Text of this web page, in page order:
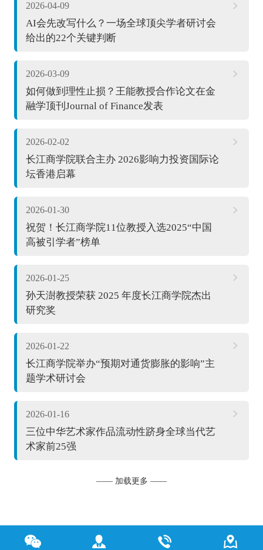
2026-04-09
AI会先改写什么？一场全球顶尖学者研讨会
给出的22个关键判断
2026-03-09
如何做到理性止损？王能教授合作论文在金
融学顶刊Journal of Finance发表
2026-02-02
长江商学院联合主办 2026影响力投资国际论
坛香港启幕
2026-01-30
祝贺！长江商学院11位教授入选2025“中国
高被引学者”榜单
2026-01-25
孙天澍教授荣获 2025 年度长江商学院杰出
研究奖
2026-01-22
长江商学院举办“预期对通货膨胀的影响”主
题学术研讨会
2026-01-16
三位中华艺术家作品流动性跻身全球当代艺
术家前25强
—— 加载更多 ——